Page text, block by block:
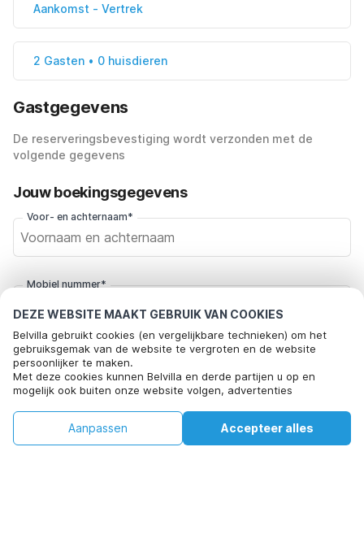
DEZE WEBSITE MAAKT GEBRUIK VAN COOKIES
Belvilla gebruikt cookies (en vergelijkbare technieken) om het
gebruiksgemak van de website te vergroten en de website
persoonlijker te maken.
Met deze cookies kunnen Belvilla en derde partijen u op en
mogelijk ook buiten onze website volgen, advertenties
social media.
Door op "accepteren" te klikken gaat u hiermee akkoord. Meer
informatie vind je in onscookiebeleid.
Accepteer alles
Aanpassen
Aankomst - Vertrek
2 Gasten • 0 huisdieren
Gastgegevens
De reserveringsbevestiging wordt verzonden met de
volgende gegevens
Jouw boekingsgegevens
Voor- en achternaam*
Mobiel nummer*
E-mailadres*
Klik hier om je af te melden voor aanbiedingsmails van Belvilla. Je
kunt je in de toekomst op elk moment weer afmelden
€355
+
Beschikbaarheid controleren